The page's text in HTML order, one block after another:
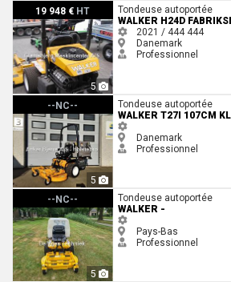
19 948 € HT
5
Walker H24d Fabriksnyt 64" klippebord
Tondeuse autoportée
WALKER H24D
2021 / 444 444
Danemark
Professionnel
--NC--
5
Walker T27i 107cm klippebordTondeuse autoportée
WALKER T27I 107CM
Danemark
Professionnel
--NC--
5
Tondeuse autoportée
WALKER -
Pays-Bas
Professionnel